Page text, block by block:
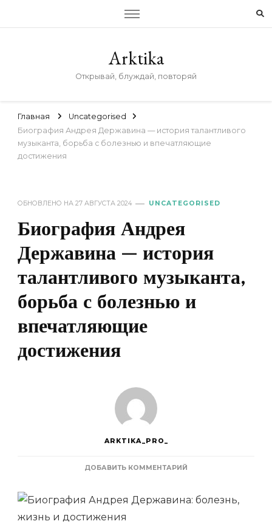
Arktika
Открывай, блуждай, повторяй
Главная
Uncategorised
Биография Андрея Державина — история талантливого
музыканта, борьба с болезнью и впечатляющие
достижения
ОБНОВЛЕНО НА 27 АВГУСТА 2024 UNCATEGORISED
Биография Андрея
Державина — история
талантливого музыканта,
борьба с болезнью и
впечатляющие
достижения
ARKTIKA_PRO_
ДОБАВИТЬ КОММЕНТАРИЙ
АНДРЕЯ